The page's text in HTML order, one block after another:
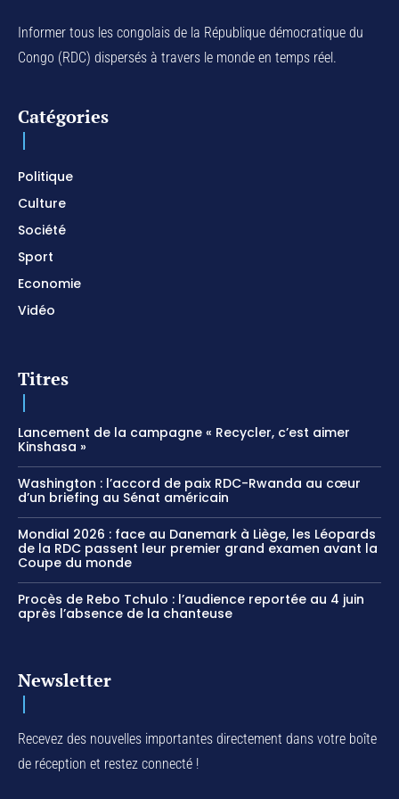
Piano pour prier / Soaking Worship Instrumental
01:17:32
For Your Name Is Holy / Prophetic Worship
I SURRENDER / Soaking Worship Instrumental /
Informer tous les congolais de la République démocratique du
Congo (RDC) dispersés à travers le monde en temps réel.
Catégories
Politique
Culture
Société
Sport
Economie
Vidéo
Titres
Lancement de la campagne « Recycler, c’est aimer
Kinshasa »
Washington : l’accord de paix RDC-Rwanda au cœur
d’un briefing au Sénat américain
Mondial 2026 : face au Danemark à Liège, les Léopards
de la RDC passent leur premier grand examen avant la
Coupe du monde
Procès de Rebo Tchulo : l’audience reportée au 4 juin
après l’absence de la chanteuse
Newsletter
Recevez des nouvelles importantes directement dans votre boîte
de réception et restez connecté !